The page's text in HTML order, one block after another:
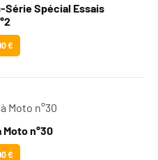
Spécial Essais
€
Moto n°30
€